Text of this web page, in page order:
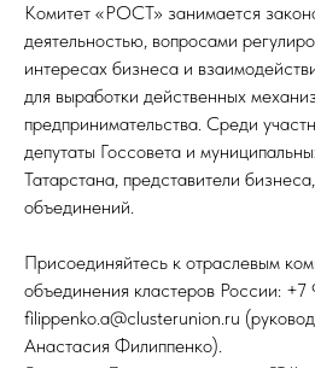
Комитет «РОСТ» занимается
деятельностью, вопросами
интересах бизнеса и
для выработки действенных
предпринимательства. Среди
депутаты Госсовета и
Татарстана, представители
объединений.
Присоединяйтесь к отраслевым
объединения кластеров России:
filippenko.a@clusterunion.ru
Анастасия Филиппенко).